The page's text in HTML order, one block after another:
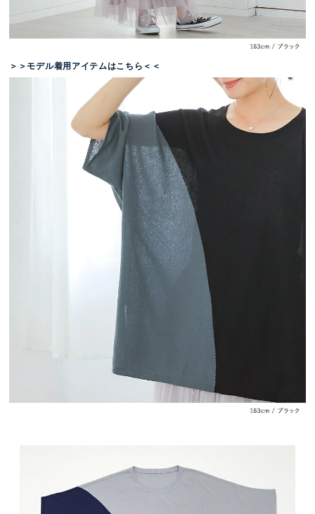
＞＞モデル着用アイテムはこちら＜＜